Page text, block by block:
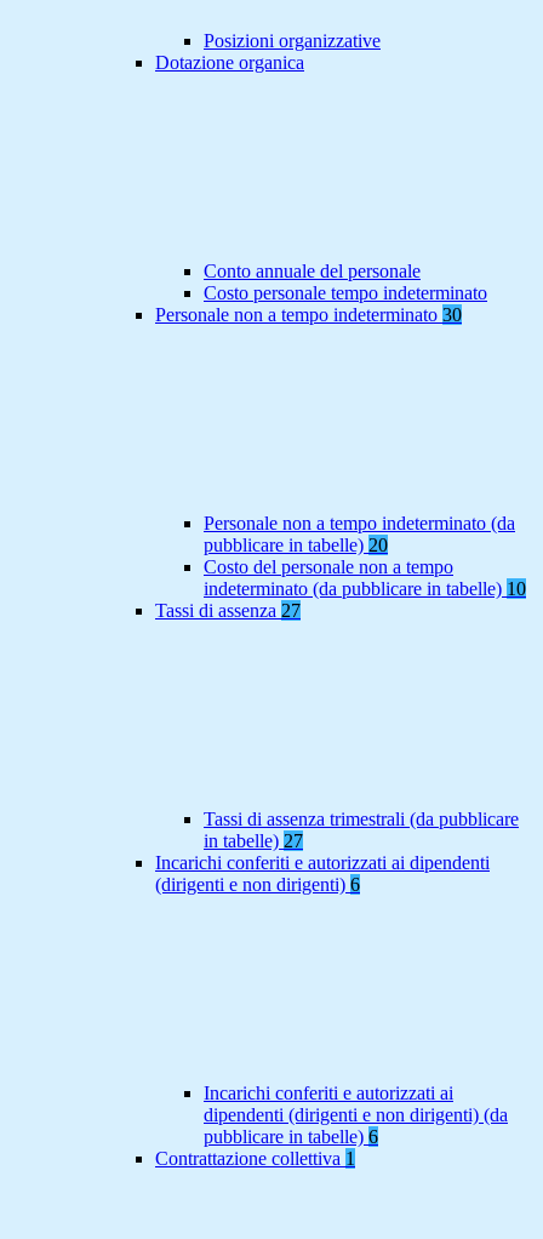
Posizioni organizzative
Dotazione organica
Conto annuale del personale
Costo personale tempo indeterminato
Personale non a tempo indeterminato 30
Personale non a tempo indeterminato (da
pubblicare in tabelle) 20
Costo del personale non a tempo
indeterminato (da pubblicare in tabelle) 10
Tassi di assenza 27
Tassi di assenza trimestrali (da pubblicare
in tabelle) 27
Incarichi conferiti e autorizzati ai dipendenti
(dirigenti e non dirigenti) 6
Incarichi conferiti e autorizzati ai
dipendenti (dirigenti e non dirigenti) (da
pubblicare in tabelle) 6
Contrattazione collettiva 1